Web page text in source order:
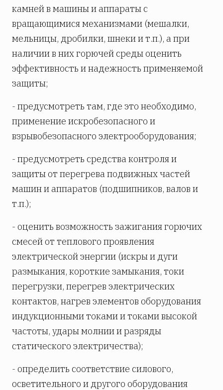
камней в машины и аппараты с
вращающимися механизмами (мешалки,
мельницы, дробилки, шнеки и т.п.), а при
наличии в них горючей среды оценить
эффективность и надежность применяемой
защиты;
- предусмотреть там, где это необходимо,
применение искробезопасного и
взрывобезопасного электрооборудования;
- предусмотреть средства контроля и
защиты от перегрева подвижных частей
машин и аппаратов (подшипников, валов и
т.п.);
- оценить возможность зажигания горючих
смесей от теплового проявления
электрической энергии (искры и дуги
размыкания, короткие замыкания, токи
перегрузки, перегрев электрических
контактов, нагрев элементов оборудования
индукционными токами и токами высокой
частоты, удары молнии и разряды
статического электричества);
- определить соответствие силового,
осветительного и другого оборудования